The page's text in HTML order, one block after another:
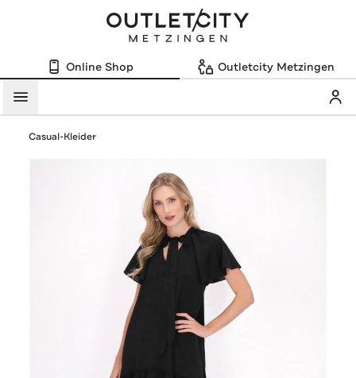
Online Shop Outletcity Metzingen
Menü
Casual-Kleider